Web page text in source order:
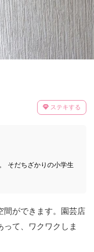
ステキする
そだちざかりの小学生
間ができます。園芸店
て、ワクワクしま